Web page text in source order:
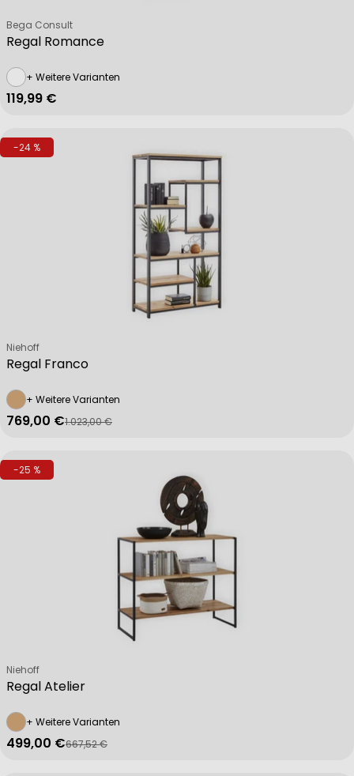
Regal Romance
Verkäufer:
Bega Consult
+ Weitere Varianten
Regulärer Preis
119,99 €
-24 %
Regal Franco
Verkäufer:
Niehoff
+ Weitere Varianten
Verkaufspreis
769,00 €
Regulärer Preis
1.023,00 €
-25 %
Regal Atelier
Verkäufer:
Niehoff
+ Weitere Varianten
Verkaufspreis
499,00 €
Regulärer Preis
667,52 €